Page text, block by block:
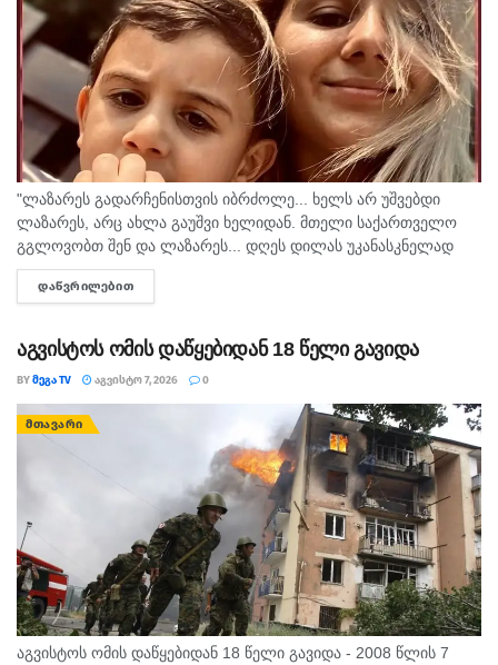
"ლაზარეს გადარჩენისთვის იბრძოლე... ხელს არ უშვებდი
ლაზარეს, არც ახლა გაუშვი ხელიდან. მთელი საქართველო
გგლოვობთ შენ და ლაზარეს... დღეს დილას უკანასკნელად
მომესალმე, თურმე. ისღა დაგვრჩა ნუგეშად, შენი თავი
გვაპოვნინო..." - 6...
ᲓᲐᲬᲕᲠᲘᲚᲔᲑᲘᲗ
აგვისტოს ომის დაწყებიდან 18 წელი გავიდა
BYᲛᲔᲒᲐ TV ᲐᲒᲕᲘᲡᲢᲝ 7, 2026 0
ᲛᲗᲐᲕᲐᲠᲘ
აგვისტოს ომის დაწყებიდან 18 წელი გავიდა - 2008 წლის 7